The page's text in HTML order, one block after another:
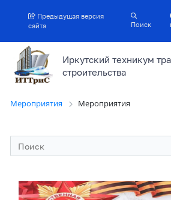
Предыдущая версия
сайта
Поиск
Иркутский техникум
строительства
Мероприятия Мероприятия